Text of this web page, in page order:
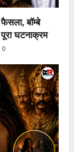
बॉम्बे
घटनाक्रम
0